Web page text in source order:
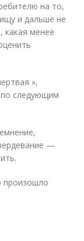
на то,
и дальше не
какая менее
»,
следующим
—
произошло